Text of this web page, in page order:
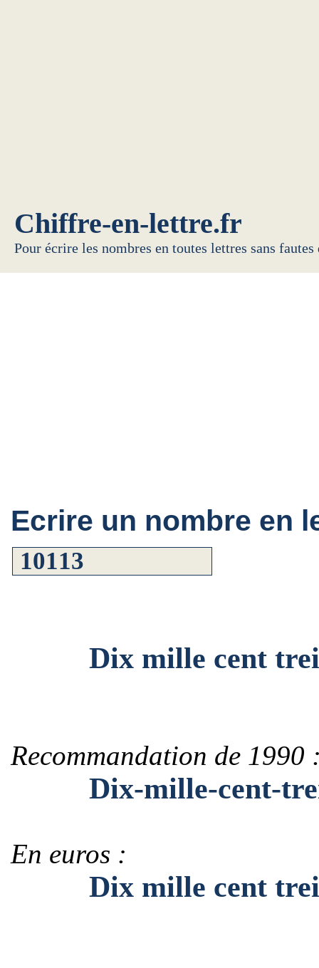
Chiffre-en-lettre.fr
Pour écrire les nombres en toutes lettres sans
Ecrire un nombre en
Dix mille cent
Recommandation de 1990
Dix-mille-cent-
En euros :
Dix mille cent